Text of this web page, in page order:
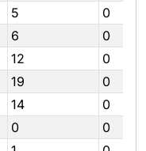
5
0
6
0
12
0
19
0
14
0
0
0